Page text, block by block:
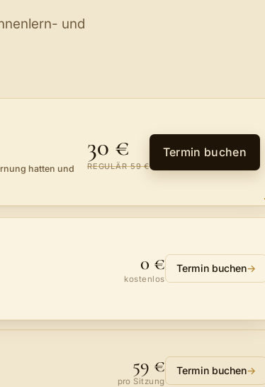
und
hatten und
30 €
REGULÄR 59 €
Termin buchen
0 €
kostenlos
Termin buchen→
59 €
pro Sitzung
Termin buchen→